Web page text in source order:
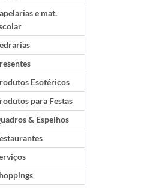
e mat.
Esotéricos
para Festas
& Espelhos